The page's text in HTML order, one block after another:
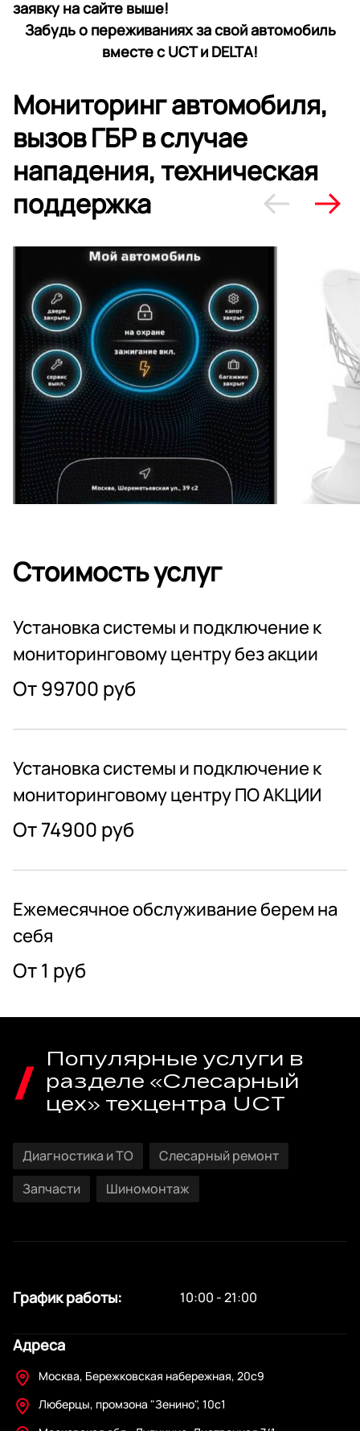
заявку на сайте выше!
Забудь о переживаниях за свой автомобиль
вместе с UCT и DELTA!
Мониторинг автомобиля,
вызов ГБР в случае
нападения, техническая
поддержка
Стоимость услуг
Установка системы и подключение к
мониторинговому центру без акции
От 99700 руб
Установка системы и подключение к
мониторинговому центру ПО АКЦИИ
От 74900 руб
Ежемесячное обслуживание берем на
себя
От 1 руб
Популярные услуги в
разделе «Слесарный
цех» техцентра UCT
Диагностика и ТО
Слесарный ремонт
Запчасти
Шиномонтаж
Адреса
Москва, Бережковская набережная, 20с9
Люберцы, промзона "Зенино", 10с1
График работы: 10:00 - 21:00